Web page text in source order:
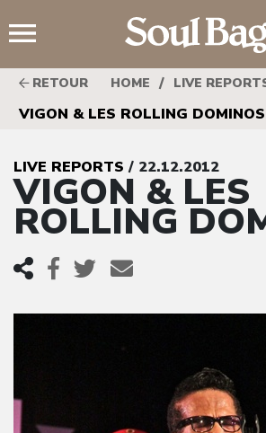
RETOUR HOME / LIVE
VIGON & LES ROLLING DOMINOS
LIVE REPORTS / 22.12.2012
VIGON & LES
ROLLING